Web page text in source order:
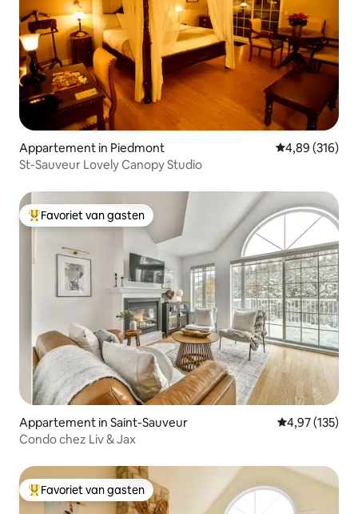
Appartement in Piedmont Gemiddelde
4,89 (316)
St-Sauveur Lovely Canopy Studio
Topfavoriet van gasten
Favoriet van gasten
Appartement in Saint-Sauveur Gemiddelde
4,97 (135)
Condo chez Liv & Jax
Topfavoriet van gasten
Favoriet van gasten